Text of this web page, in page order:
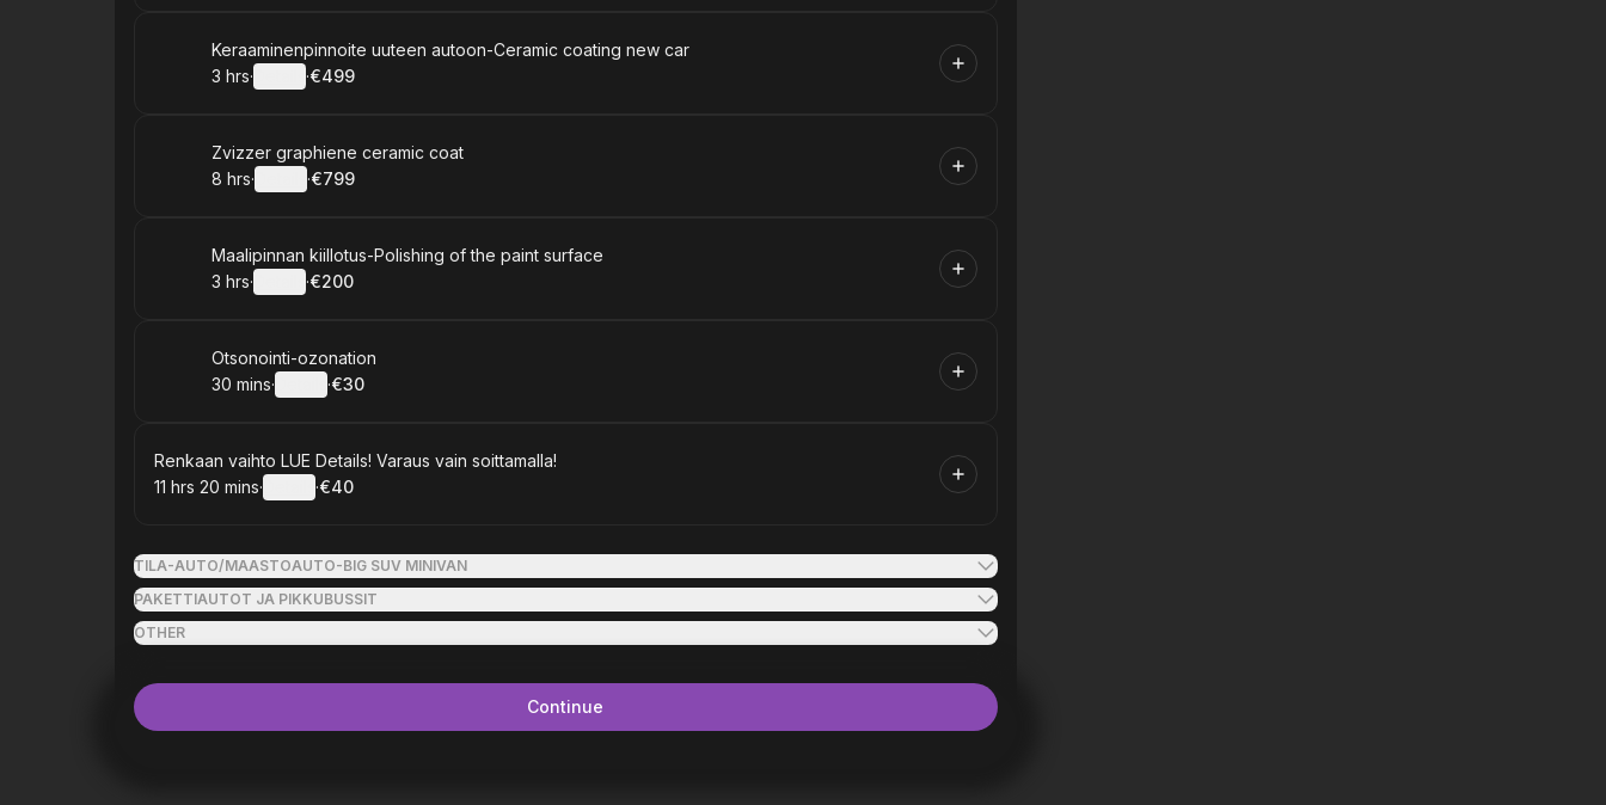
Book
Keraaminenpinnoite uuteen autoon-Ceramic coating new car
. Duration:
3 hrs· ·
.Price
€499
Book
Zvizzer graphiene ceramic coat
. Duration:
8 hrs· ·
.Price
€799
Book
Maalipinnan kiillotus-Polishing of the paint surface
. Duration:
3 hrs· ·
.Price
€200
Book
Otsonointi-ozonation
.Duration:
30 mins· ·
.Price
€30
Book
Renkaan vaihto LUE Details! Varaus vain soittamalla!
.Duration:
11 hrs 20 mins· ·
.Price
€40
TILA-AUTO/MAASTOAUTO-BIG SUV MINIVAN
PAKETTIAUTOT JA PIKKUBUSSIT
OTHER
Continue